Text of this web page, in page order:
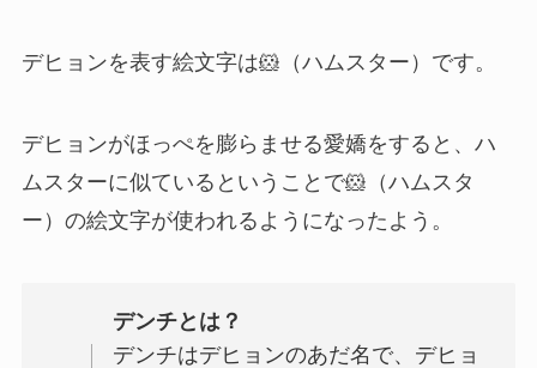
デヒョンを表す絵文字は🐹（ハムスター）です。
デヒョンがほっぺを膨らませる愛嬌をすると、ハ
ムスターに似ているということで🐹（ハムスタ
ー）の絵文字が使われるようになったよう。
デンチとは？
デンチはデヒョンのあだ名で、デヒョ